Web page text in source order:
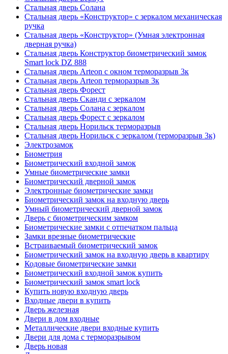
Стальная дверь Солана
Стальная дверь «Конструктор» с зеркалом механическая
ручка
Стальная дверь «Конструктор» (Умная электронная
дверная ручка)
Стальная дверь Конструктор биометрический замок
Smart lock DZ 888
Стальная дверь Arteon с окном терморазрыв 3к
Стальная дверь Arteon терморазрыв 3к
Стальная дверь Форест
Стальная дверь Сканди с зеркалом
Стальная дверь Солана с зеркалом
Стальная дверь Форест с зеркалом
Стальная дверь Норильск терморазрыв
Стальная дверь Норильск с зеркалом (терморазрыв 3к)
Электрозамок
Биометрия
Биометрический входной замок
Умные биометрические замки
Биометрический дверной замок
Электронные биометрические замки
Биометрический замок на входную дверь
Умный биометрический дверной замок
Дверь с биометрическим замком
Биометрические замки с отпечатком пальца
Замки врезные биометрические
Встраиваемый биометрический замок
Биометрический замок на входную дверь в квартиру
Кодовые биометрические замки
Биометрический входной замок купить
Биометрический замок smart lock
Купить новую входную дверь
Входные двери в купить
Дверь железная
Двери в дом входные
Металлические двери входные купить
Двери для дома с терморазрывом
Дверь новая